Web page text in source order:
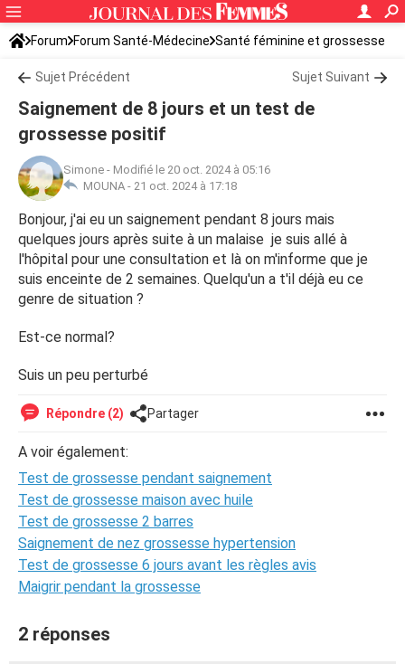
Forum Forum Santé-Médecine Santé féminine et grossesse
Tomber enceinte
Sujet Précédent Sujet Suivant
Saignement de 8 jours et un test de
grossesse positif
Simone - Modifié le 20 oct. 2024 à 05:16
MOUNA - 21 oct. 2024 à 17:18
Bonjour, j'ai eu un saignement pendant 8 jours mais
quelques jours après suite à un malaise je suis allé à
l'hôpital pour une consultation et là on m'informe que je
suis enceinte de 2 semaines. Quelqu'un a t'il déjà eu ce
genre de situation ?
Est-ce normal?
Suis un peu perturbé
Répondre (2) Partager
A voir également:
Test de grossesse pendant saignement
Test de grossesse maison avec huile
Test de grossesse 2 barres
Saignement de nez grossesse hypertension
Test de grossesse 6 jours avant les règles avis
Maigrir pendant la grossesse
2 réponses